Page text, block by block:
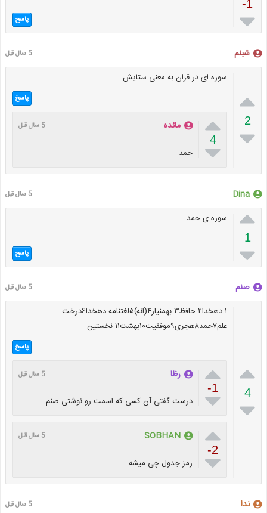
-1
 پاسخ
شبنم 5 سال قبل

2

سوره ای در قران به معنی ستایش
پاسخ

4

مائده 5 سال قبل
حمد
Dina 5 سال قبل

1

سوره ی حمد
پاسخ
صنم 5 سال قبل

4

۱-دهخدا۲-حافظ۳ بهمنیار۴(انه)۵لغتنامه دهخدا۶درخت
علم۷حمد۸هجری۹موفقیت۱۰بهشت۱۱-نخستین
پاسخ

-1

رظا 5 سال قبل
درست گفتی آن کسی که اسمت رو نوشتی صنم

-2

SOBHAN 5 سال قبل
رمز جدول چی میشه
ندا 5 سال قبل